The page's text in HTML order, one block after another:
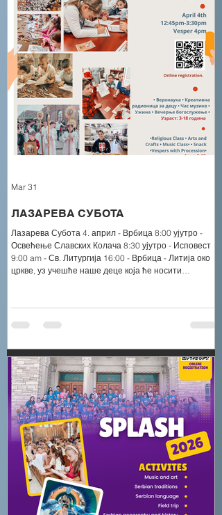
ЛАЗАРЕВА СУБОТА
Лазарева Субота 4. април - Врбица 8:00 ујутро -
Освећење Славских Колача 8:30 ујутро - Исповест
9:00 am - Св. Литургија 16:00 - Врбица - Литија око
цркве, уз учешће наше деце која ће носити
по доласку. Након литије следе вечерње
богослужење и исповест. 17:00 - Посни Ручак и
Mar 31